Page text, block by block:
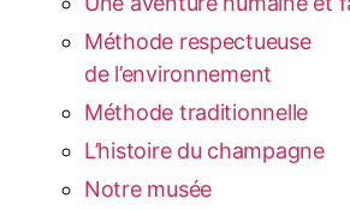
Méthode respectueuse
de l’environnement
Méthode traditionnelle
L’histoire du champagne
Notre musée